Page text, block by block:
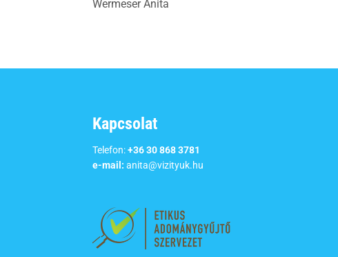
Wermeser Anita
Kapcsolat
Telefon:+36 30 868 3781
e-mail: anita@vizityuk.hu